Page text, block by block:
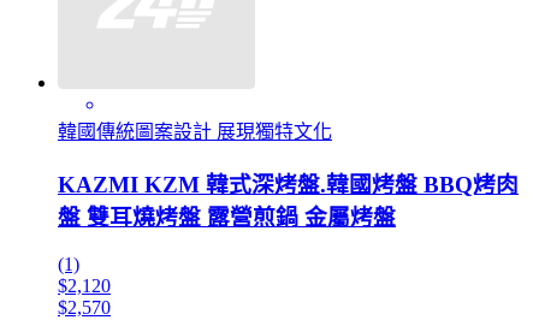
韓國傳統圖案設計 展現獨特文化
KAZMI KZM 韓式深烤盤.韓國烤盤 BBQ烤肉
盤 雙耳燒烤盤 露營煎鍋 金屬烤盤
(1)
$2,120
$2,570